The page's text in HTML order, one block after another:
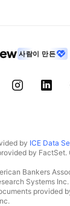
사람이 만든
by ICE Data
by
Bankers
Systems
provided